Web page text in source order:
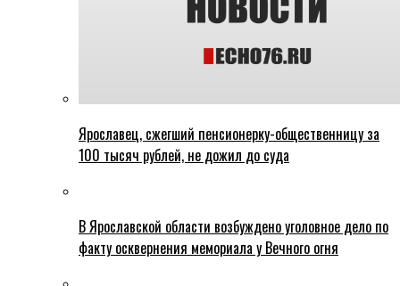
Ярославец, сжегший пенсионерку-общественницу за
100 тысяч рублей, не дожил до суда
В Ярославской области возбуждено уголовное дело по
факту осквернения мемориала у Вечного огня